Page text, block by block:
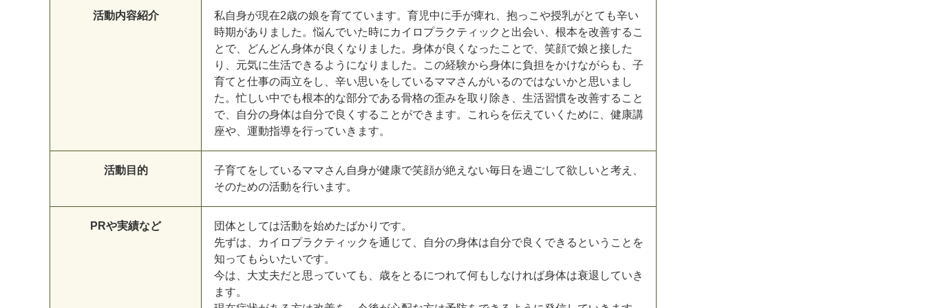
活動内容紹介
私自身が現在2歳の娘を育てています。育児中に手が痺れ、抱っこや授乳がとても辛い
時期がありました。悩んでいた時にカイロプラクティックと出会い、根本を改善するこ
とで、どんどん身体が良くなりました。身体が良くなったことで、笑顔で娘と接した
り、元気に生活できるようになりました。この経験から身体に負担をかけながらも、子
育てと仕事の両立をし、辛い思いをしているママさんがいるのではないかと思いまし
た。忙しい中でも根本的な部分である骨格の歪みを取り除き、生活習慣を改善すること
で、自分の身体は自分で良くすることができます。これらを伝えていくために、健康講
座や、運動指導を行っていきます。
活動目的
子育てをしているママさん自身が健康で笑顔が絶えない毎日を過ごして欲しいと考え、
そのための活動を行います。
PRや実績など
団体としては活動を始めたばかりです。
先ずは、カイロプラクティックを通じて、自分の身体は自分で良くできるということを
知ってもらいたいです。
今は、大丈夫だと思っていても、歳をとるにつれて何もしなければ身体は衰退していき
ます。